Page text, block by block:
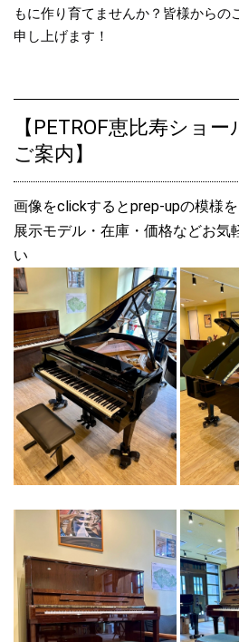
2026.03.13
BLOG更新/【PETROF動画】平林大翔
ポート♪
2026.02.26
本日ペトロフP125F1マホガニー艶出モ
2026.02.26
本日ペトロフP125G1ウォルナット艶出
2026.02.14
BLOG更新/ペトロフピアノUP2台＆
♪
2026.02.07
BLOG更新/ペトロフピアノUP2台＆
ペトロフP194Storm黒色艶出モデル、
2026.02.04
ペトロフP125F1チェリー艶消モデル、
2026.02.02
BLOG更新/ペトロフP118P1＆
もに作り育てませんか？皆様からの
申し上げます！
【PETROF恵比寿ショ
ご案内】
画像をclickするとprep-upの模様
展示モデル・在庫・価格などお気
い